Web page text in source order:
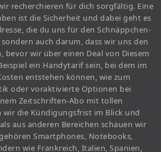
recherchieren für dich sorgfältig. Eine
ist die Sicherheit und dabei geht es
die du uns für den Schnäppchen-
auch darum, dass wir uns den
bevor wir über einen Deal von Diesem
ein Handytarif sein, bei dem im
entstehen können, wie zum
oder voraktivierte Optionen bei
Zeitschriften-Abo mit tollen
wir die Kündigungsfrist im Blick und
aus anderen Bereichen schauen wir
Smartphones, Notebooks,
wie Frankreich, Italien, Spanien,